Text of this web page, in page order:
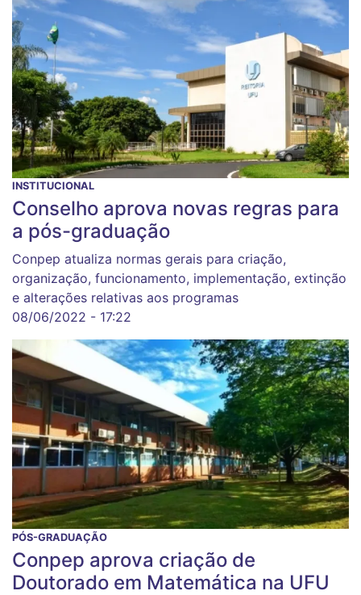
INSTITUCIONAL
Conselho aprova novas regras para
a pós-graduação
Conpep atualiza normas gerais para criação,
organização, funcionamento, implementação, extinção
e alterações relativas aos programas
08/06/2022 - 17:22
PÓS-GRADUAÇÃO
Conpep aprova criação de
Doutorado em Matemática na UFU